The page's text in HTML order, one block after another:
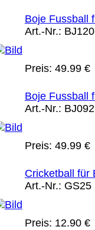
Boje Fussball
Art.-Nr.: BJ120
Preis: 49.99 €
Boje Fussball
Art.-Nr.: BJ092
Preis: 49.99 €
Cricketball für
Art.-Nr.: GS25
Preis: 12.90 €